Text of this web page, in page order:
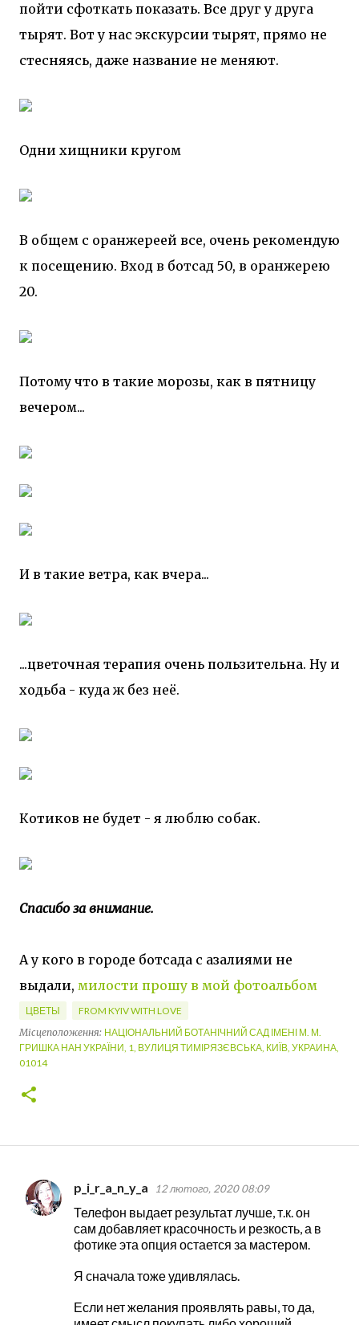
пойти сфоткать показать. Все друг у друга
тырят. Вот у нас экскурсии тырят, прямо не
стесняясь, даже название не меняют.
Одни хищники кругом
В общем с оранжереей все, очень рекомендую
к посещению. Вход в ботсад 50, в оранжерею
20.
Потому что в такие морозы, как в пятницу
вечером...
И в такие ветра, как вчера...
...цветочная терапия очень пользительна. Ну и
ходьба - куда ж без неё.
Котиков не будет - я люблю собак.
Спасибо за внимание.
А у кого в городе ботсада с азалиями не
выдали, милости прошу в мой фотоальбом
ЦВЕТЫ
FROM KYIV WITH LOVE
Місцеположення: НАЦІОНАЛЬНИЙ БОТАНІЧНИЙ САД ІМЕНІ М. М.
ГРИШКА НАН УКРАЇНИ, 1, ВУЛИЦЯ ТИМІРЯЗЄВСЬКА, КИЇВ, УКРАИНА,
01014
К
p_i_r_a_n_y_a 12 лютого, 2020 08:09
Телефон выдает результат лучше, т.к. он
сам добавляет красочность и резкость, а в
фотике эта опция остается за мастером.
Я сначала тоже удивлялась.
Если нет желания проявлять равы, то да,